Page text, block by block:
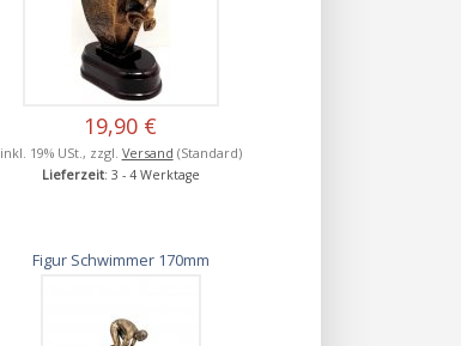
19,90 €
inkl. 19% USt., zzgl. Versand (Standard)
Lieferzeit: 3 - 4 Werktage
Figur Schwimmer 170mm